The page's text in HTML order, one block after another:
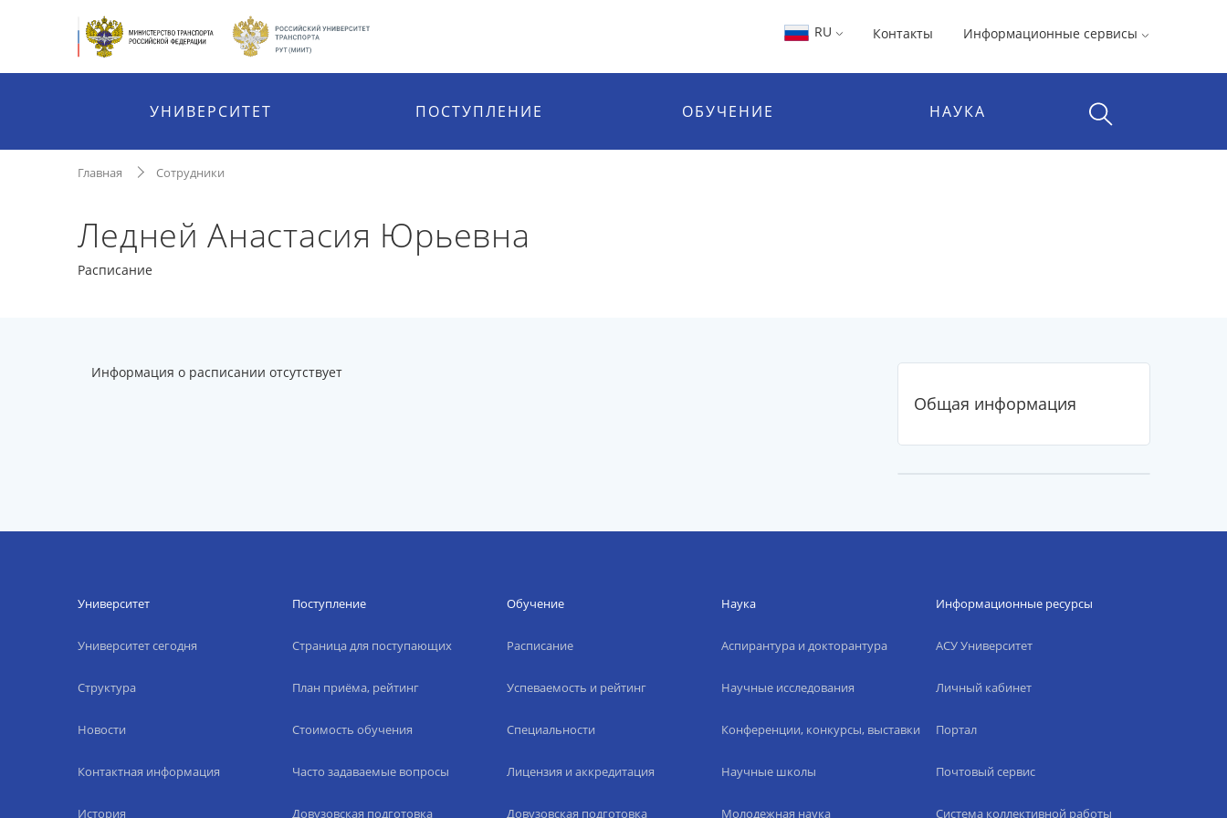
RU Контакты Информационные сервисы
УНИВЕРСИТЕТ ПОСТУПЛЕНИЕ ОБУЧЕНИЕ НАУКА
Главная Сотрудники
Ледней Анастасия Юрьевна
Расписание
Информация о расписании отсутствует
Общая информация
Университет
Университет сегодня
Структура
Новости
Контактная информация
История
Поступление
Страница для поступающих
План приёма, рейтинг
Стоимость обучения
Часто задаваемые вопросы
Довузовская подготовка
Обучение
Расписание
Успеваемость и рейтинг
Специальности
Лицензия и аккредитация
Довузовская подготовка
Наука
Аспирантура и докторантура
Научные исследования
Конференции, конкурсы, выставки
Научные школы
Молодежная наука
Информационные ресурсы
АСУ Университет
Личный кабинет
Портал
Почтовый сервис
Система коллективной работы